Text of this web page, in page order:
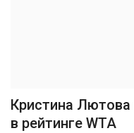
Кристина Лютова
в рейтинге WTA